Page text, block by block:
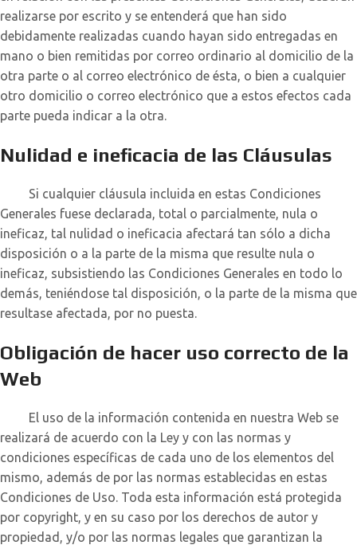
realizarse por escrito y se entenderá que han sido
debidamente realizadas cuando hayan sido entregadas en
mano o bien remitidas por correo ordinario al domicilio de la
otra parte o al correo electrónico de ésta, o bien a cualquier
otro domicilio o correo electrónico que a estos efectos cada
parte pueda indicar a la otra.
Nulidad e ineficacia de las Cláusulas
Si cualquier cláusula incluida en estas Condiciones
Generales fuese declarada, total o parcialmente, nula o
ineficaz, tal nulidad o ineficacia afectará tan sólo a dicha
disposición o a la parte de la misma que resulte nula o
ineficaz, subsistiendo las Condiciones Generales en todo lo
demás, teniéndose tal disposición, o la parte de la misma que
resultase afectada, por no puesta.
Obligación de hacer uso correcto de la
Web
El uso de la información contenida en nuestra Web se
realizará de acuerdo con la Ley y con las normas y
condiciones específicas de cada uno de los elementos del
mismo, además de por las normas establecidas en estas
Condiciones de Uso. Toda esta información está protegida
por copyright, y en su caso por los derechos de autor y
propiedad, y/o por las normas legales que garantizan la